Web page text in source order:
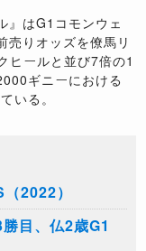
』はG1コモンウェ
売りオッズを僚馬リ
ヒールと並び7倍の1
ギニーにおける
いる。
2022）
目、仏2歳G1